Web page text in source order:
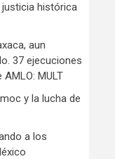
histórica
aun
37 ejecuciones
MULT
y la lucha de
a los